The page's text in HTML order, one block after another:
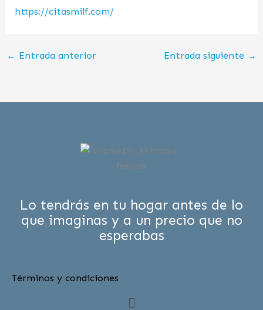
https://citasmilf.com/
← Entrada anterior Entrada siguiente →
Lo tendrás en tu hogar antes de lo
que imaginas y a un precio que no
esperabas
Términos y condiciones
Menú